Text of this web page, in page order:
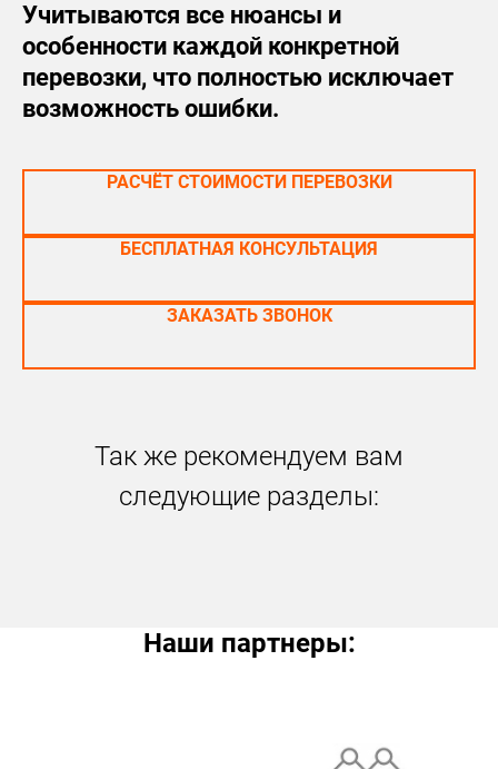
Учитываются все нюансы и
особенности каждой конкретной
перевозки, что полностью исключает
возможность ошибки.
РАСЧЁТ СТОИМОСТИ ПЕРЕВОЗКИ
БЕСПЛАТНАЯ КОНСУЛЬТАЦИЯ
ЗАКАЗАТЬ ЗВОНОК
Так же рекомендуем вам
следующие разделы:
Наши партнеры: